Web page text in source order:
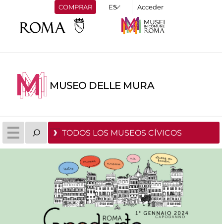
COMPRAR Acceder
MUSEO DELLE MURA
TODOS LOS MUSEOS CÍVICOS